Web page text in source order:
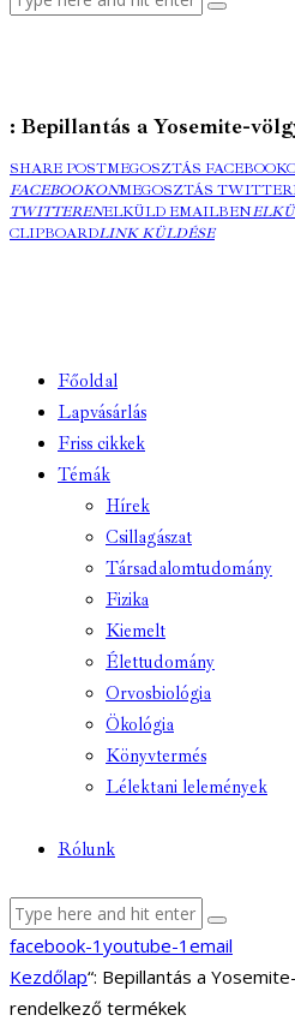
: Bepillantás a Yosemite-
SHARE POSTMEGOSZTÁS
FACEBOOKONMEGOSZTÁS
TWITTERENELKÜLD EMAILBEN
CLIPBOARDLINK KÜLDÉSE
Főoldal
Lapvásárlás
Friss cikkek
Témák
Hírek
Csillagászat
Társadalomtudomány
Fizika
Kiemelt
Élettudomány
Orvosbiológia
Ökológia
Könyvtermés
Lélektani lelemények
Rólunk
facebook-1 youtube-1 email
Kezdőlap“: Bepillantás a
rendelkező termékek